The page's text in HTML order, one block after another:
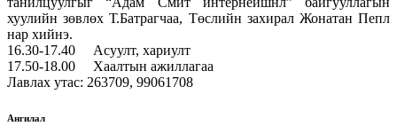
хуулийн зөвлөх Т.Батрагчаа, Төслийн захирал Жонатан Пепл
нар хийнэ.
16.30-17.40 Асуулт, хариулт
17.50-18.00 Хаалтын ажиллагаа
Лавлах утас: 263709, 99061708
Ангилал